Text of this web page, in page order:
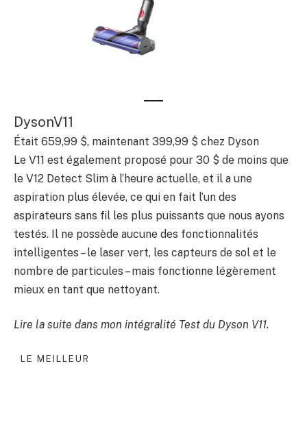
DysonV11
Était 659,99 $, maintenant 399,99 $ chez Dyson
Le V11 est également proposé pour 30 $ de moins que
le V12 Detect Slim à l’heure actuelle, et il a une
aspiration plus élevée, ce qui en fait l’un des
aspirateurs sans fil les plus puissants que nous ayons
testés. Il ne possède aucune des fonctionnalités
intelligentes – le laser vert, les capteurs de sol et le
nombre de particules – mais fonctionne légèrement
mieux en tant que nettoyant.
Lire la suite dans mon intégralité Test du Dyson V11.
LE MEILLEUR